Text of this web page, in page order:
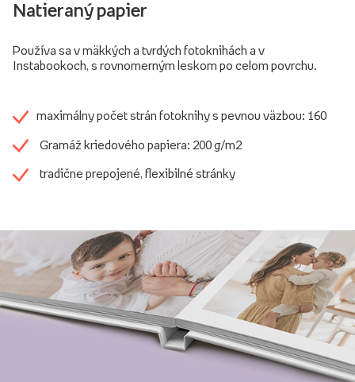
Natieraný papier
Používa sa v mäkkých a tvrdých fotoknihách a v
Instabookoch, s rovnomerným leskom po celom povrchu.
maximálny počet strán fotoknihy s pevnou väzbou: 160
Gramáž kriedového papiera: 200 g/m2
tradične prepojené, flexibilné stránky